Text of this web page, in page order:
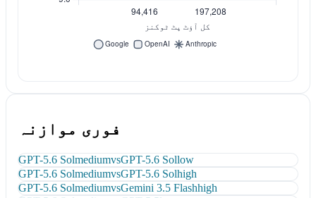
فوری موازنہ
GPT-5.6 SolmediumvsGPT-5.6 Sollow
GPT-5.6 SolmediumvsGPT-5.6 Solhigh
GPT-5.6 SolmediumvsGemini 3.5 Flashhigh